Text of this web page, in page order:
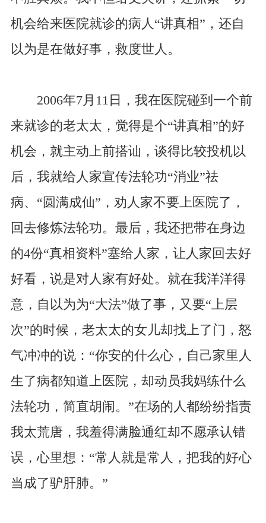
机会给来医院就诊的病人“讲真相”，还自
以为是在做好事，救度世人。
2006年7月11日，我在医院碰到一个前
来就诊的老太太，觉得是个“讲真相”的好
机会，就主动上前搭讪，谈得比较投机以
后，我就给人家宣传法轮功“消业”祛
病、“圆满成仙”，劝人家不要上医院了，
回去修炼法轮功。最后，我还把带在身边
的4份“真相资料”塞给人家，让人家回去好
好看，说是对人家有好处。就在我洋洋得
意，自以为为“大法”做了事，又要“上层
次”的时候，老太太的女儿却找上了门，怒
气冲冲的说：“你安的什么心，自己家里人
生了病都知道上医院，却动员我妈练什么
法轮功，简直胡闹。”在场的人都纷纷指责
我太荒唐，我羞得满脸通红却不愿承认错
误，心里想：“常人就是常人，把我的好心
当成了驴肝肺。”